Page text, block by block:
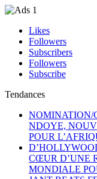
Likes
Followers
Subscribers
Followers
Subscribe
Tendances
NOMINATION/
NDOYE,
POUR
CŒUR D’UNE
MONDIALE